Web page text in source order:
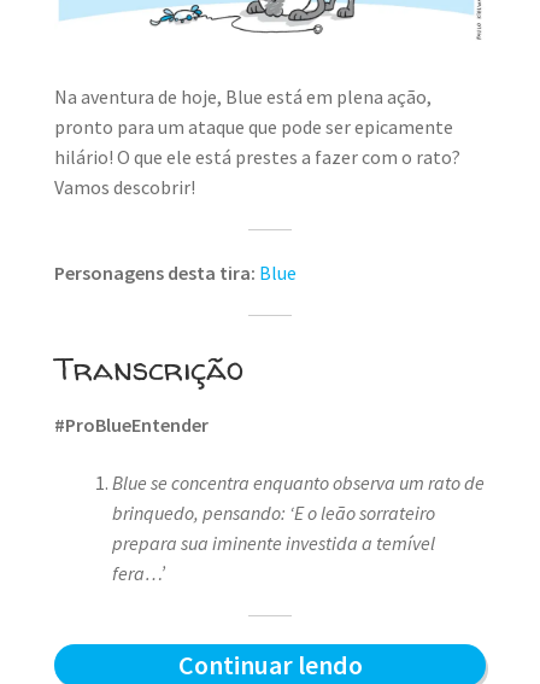
MINHA CONTA
CARRINHO
Search
Na aventura de hoje, Blue está em plena ação,
pronto para um ataque que pode ser epicamente
hilário! O que ele está prestes a fazer com o rato?
Vamos descobrir!
Personagens desta tira: Blue
Transcrição
#ProBlueEntender
Blue se concentra enquanto observa um rato de
brinquedo, pensando: ‘E o leão sorrateiro
prepara sua iminente investida a temível
fera…’
Continuar lendoO